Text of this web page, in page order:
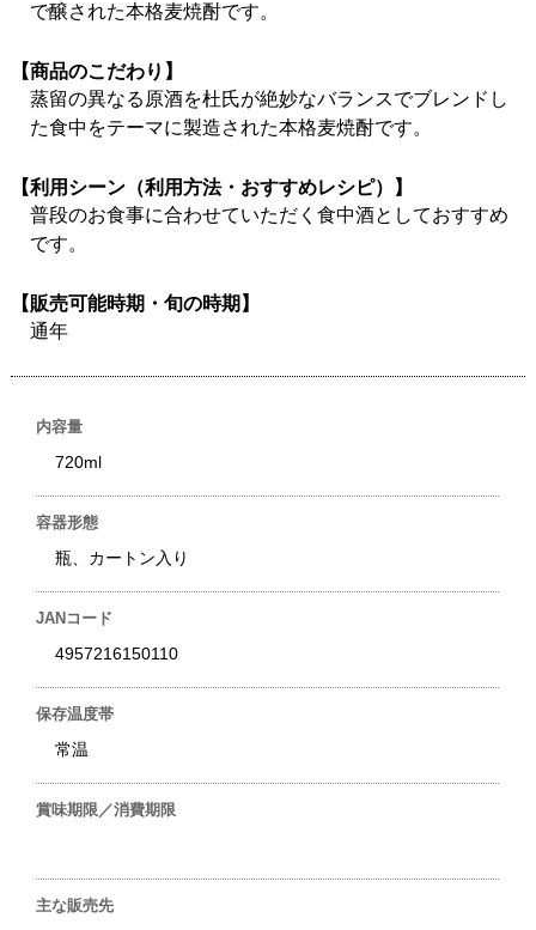
で醸された本格麦焼酎です。
【商品のこだわり】
蒸留の異なる原酒を杜氏が絶妙なバランスでブレンドし
た食中をテーマに製造された本格麦焼酎です。
【利用シーン（利用方法・おすすめレシピ）】
普段のお食事に合わせていただく食中酒としておすすめ
です。
【販売可能時期・旬の時期】
通年
内容量
720ml
容器形態
瓶、カートン入り
JANコード
4957216150110
保存温度帯
常温
賞味期限／消費期限
主な販売先